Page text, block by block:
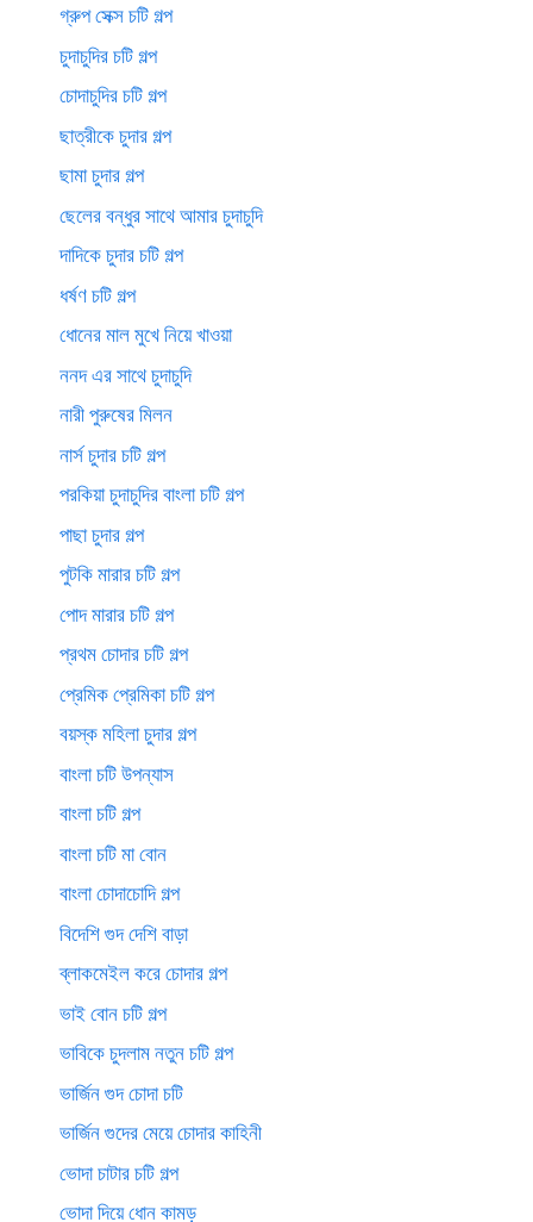
গ্রুপ সেক্স চটি গল্প
চুদাচুদির চটি গল্প
চোদাচুদির চটি গল্প
ছাত্রীকে চুদার গল্প
ছামা চুদার গল্প
ছেলের বন্ধুর সাথে আমার চুদাচুদি
দাদিকে চুদার চটি গল্প
ধর্ষণ চটি গল্প
ধোনের মাল মুখে নিয়ে খাওয়া
ননদ এর সাথে চুদাচুদি
নারী পুরুষের মিলন
নার্স চুদার চটি গল্প
পরকিয়া চুদাচুদির বাংলা চটি গল্প
পাছা চুদার গল্প
পুটকি মারার চটি গল্প
পোদ মারার চটি গল্প
প্রথম চোদার চটি গল্প
প্রেমিক প্রেমিকা চটি গল্প
বয়স্ক মহিলা চুদার গল্প
বাংলা চটি উপন্যাস
বাংলা চটি গল্প
বাংলা চটি মা বোন
বাংলা চোদাচোদি গল্প
বিদেশি গুদ দেশি বাড়া
ব্লাকমেইল করে চোদার গল্প
ভাই বোন চটি গল্প
ভাবিকে চুদলাম নতুন চটি গল্প
ভার্জিন গুদ চোদা চটি
ভার্জিন গুদের মেয়ে চোদার কাহিনী
ভোদা চাটার চটি গল্প
ভোদা দিয়ে ধোন কামড়